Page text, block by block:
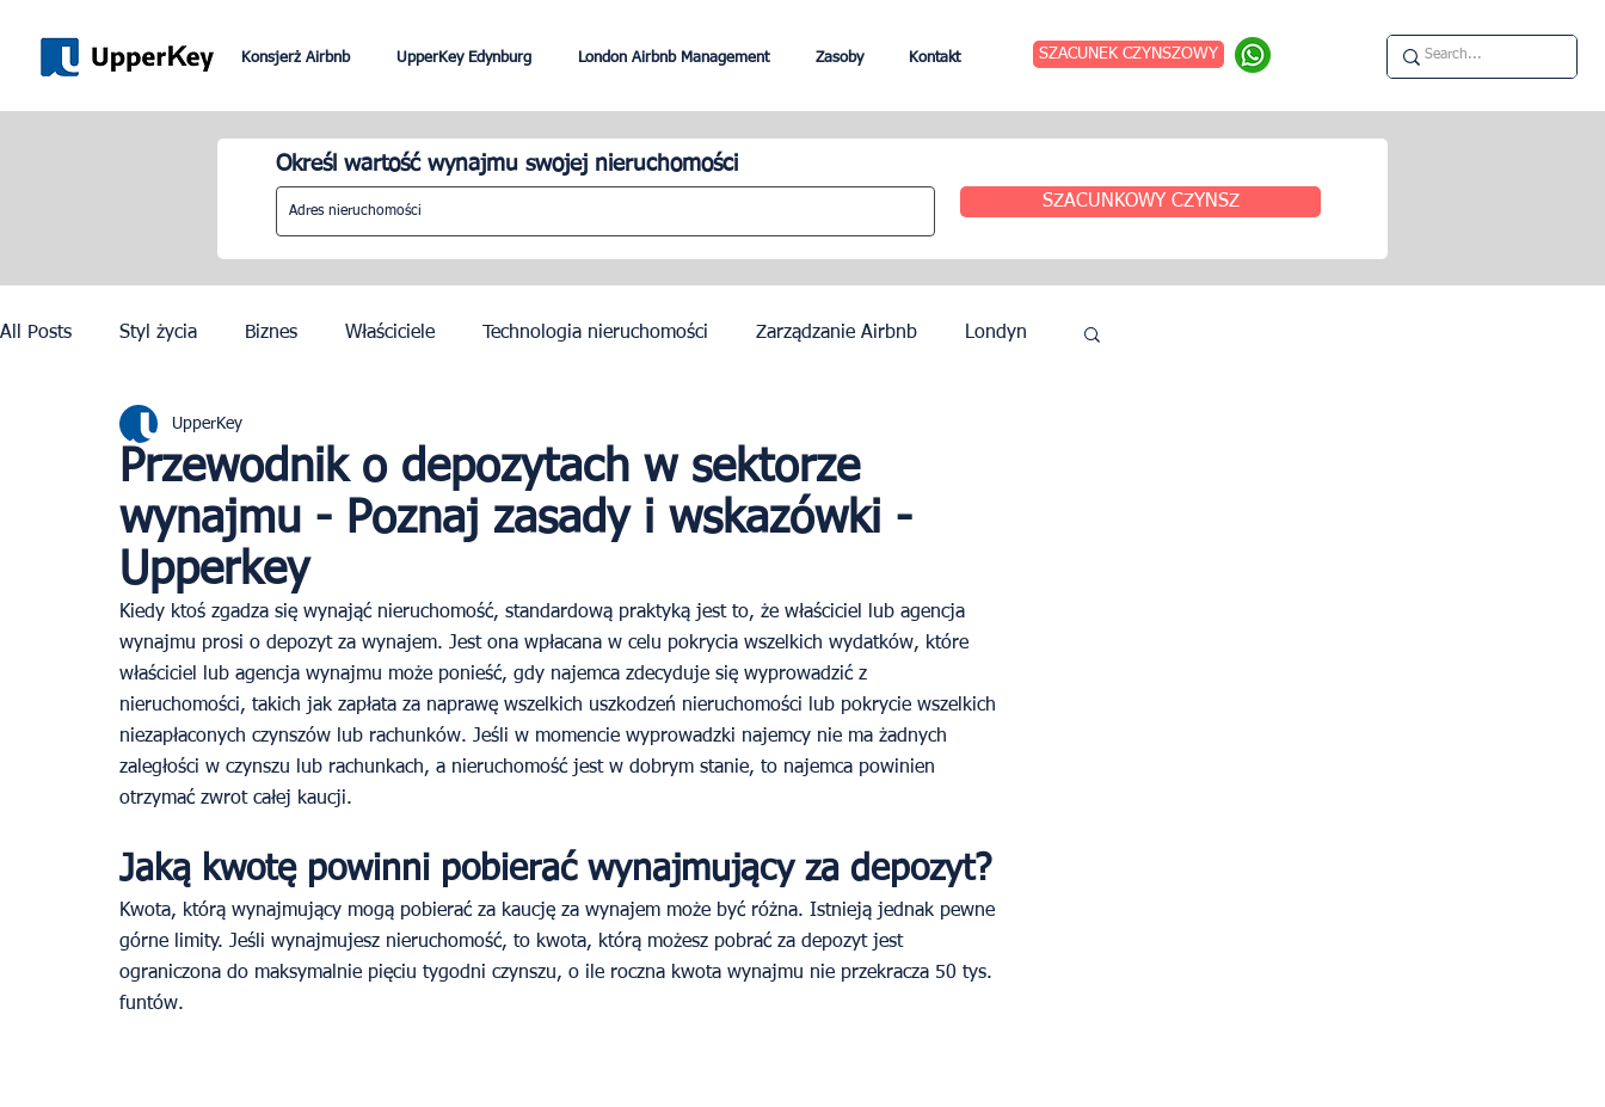
Konsjerż Airbnb UpperKey Edynburg London Airbnb Management Zasoby Kontakt SZACUNEK CZYNSZOWY
Określ wartość wynajmu swojej nieruchomości
SZACUNKOWY CZYNSZ
All Posts Styl życia Biznes Właściciele Technologia nieruchomości Zarządzanie Airbnb Londyn
Rzym Dubai
Igrzyska Olimpijskie w Paryżu 2024
Przewodnik o depozytach w sektorze
wynajmu - Poznaj zasady i wskazówki -
Upperkey
UpperKey
Kiedy ktoś zgadza się wynająć nieruchomość, standardową praktyką jest to, że właściciel lub agencja
wynajmu prosi o depozyt za wynajem. Jest ona wpłacana w celu pokrycia wszelkich wydatków, które
właściciel lub agencja wynajmu może ponieść, gdy najemca zdecyduje się wyprowadzić z
nieruchomości, takich jak zapłata za naprawę wszelkich uszkodzeń nieruchomości lub pokrycie wszelkich
niezapłaconych czynszów lub rachunków. Jeśli w momencie wyprowadzki najemcy nie ma żadnych
zaległości w czynszu lub rachunkach, a nieruchomość jest w dobrym stanie, to najemca powinien
otrzymać zwrot całej kaucji.
Jaką kwotę powinni pobierać wynajmujący za depozyt?
Kwota, którą wynajmujący mogą pobierać za kaucję za wynajem może być różna. Istnieją jednak pewne
górne limity. Jeśli wynajmujesz nieruchomość, to kwota, którą możesz pobrać za depozyt jest
ograniczona do maksymalnie pięciu tygodni czynszu, o ile roczna kwota wynajmu nie przekracza 50 tys.
funtów.